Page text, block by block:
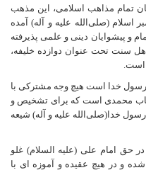
تمام مذاهب اسلامی، این مذهب
اسلام (صلی‌الله علیه و آله) آمده
و پیشوایان دینی و علمی پذیرفته
سنت تحت عنوان دوازده خلیفه،
است.
خدا است هیچ وجه مشترکی با
ناب محمدی است که برای تشخیص و
خدا(صلی‌الله علیه و آله) شیعه
حق امام علی (علیه السلام) غلو
و در هیچ عقیده و آموزه ای با